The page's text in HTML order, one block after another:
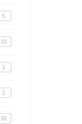
5
10
1
1
30